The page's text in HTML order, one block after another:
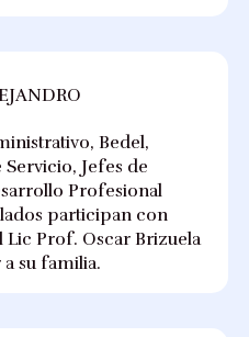
Bedel,
Jefes de
Profesional
participan con
Prof. Oscar Brizuela
su familia.